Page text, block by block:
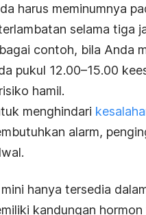
harus meminumnya
selama tiga
contoh, bila Anda
pukul 12.00–15.00
hamil.
menghindari
alarm,
mini hanya tersedia
kandungan